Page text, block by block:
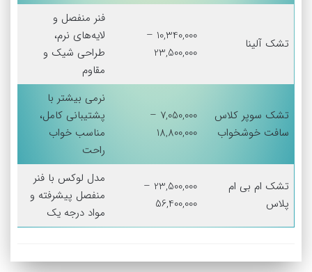
تشک آلینا
10,340,000 –
23,500,000
فنر منفصل و
لایه‌های نرم،
طراحی شیک و
مقاوم
تشک سوپر کلاس
سافت خوشخواب
7,050,000 –
18,800,000
نرمی بیشتر با
پشتیبانی کامل،
مناسب خواب
راحت
تشک ام بی ام
پلاس
23,500,000 –
56,400,000
مدل لوکس با فنر
منفصل پیشرفته و
مواد درجه یک